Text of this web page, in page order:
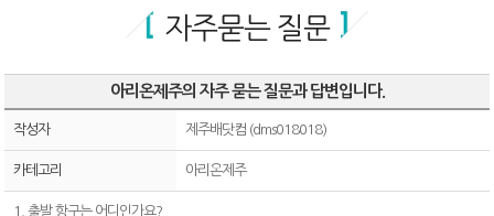
자주묻는 질문
아리온제주의 자주 묻는 질문과 답변입니다.
작성자 제주배닷컴 (dms018018)
카테고리 아리온제주
1. 출발 항구는 어디인가요?